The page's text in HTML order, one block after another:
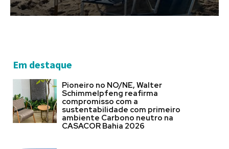
Em destaque
Pioneiro no NO/NE, Walter
Schimmelpfeng reafirma
compromisso com a
sustentabilidade com primeiro
ambiente Carbono neutro na
CASACOR Bahia 2026